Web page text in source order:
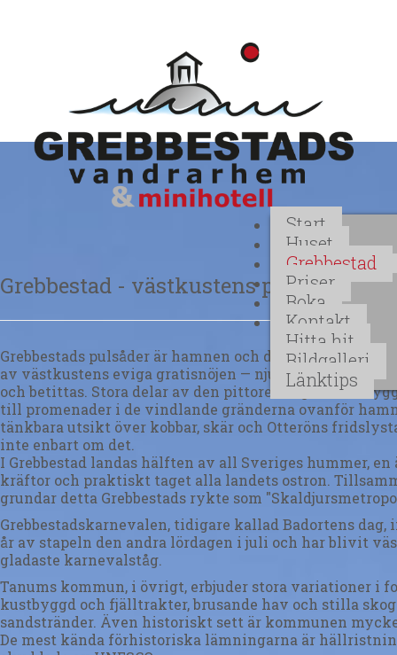
Start
Huset
Grebbestad
Priser
Boka
Kontakt
Hitta hit
Bildgalleri
Länktips
Grebbestad - västkustens pärla
Grebbestads pulsåder är hamnen och den 200 meter
av västkustens eviga gratisnöjen — njutningsfulla
och betittas. Stora delar av den pittoreska gamla
till promenader i de vindlande gränderna ovanför
tänkbara utsikt över kobbar, skär och Otteröns
inte enbart om det.
I Grebbestad landas hälften av all Sveriges hummer,
kräftor och praktiskt taget alla landets ostron.
grundar detta Grebbestads rykte som
Grebbestadskarnevalen, tidigare kallad Badortens dag,
år av stapeln den andra lördagen i juli och har blivit
gladaste karnevalståg.
Tanums kommun, i övrigt, erbjuder stora variationer i
kustbyggd och fjälltrakter, brusande hav och stilla
sandstränder. Även historiskt sett är kommunen
De mest kända förhistoriska lämningarna är